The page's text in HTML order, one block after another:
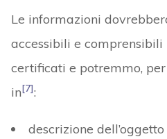
Le informazioni
accessibili e
certificati e potremmo,
in[7]:
descrizione dell’oggetto